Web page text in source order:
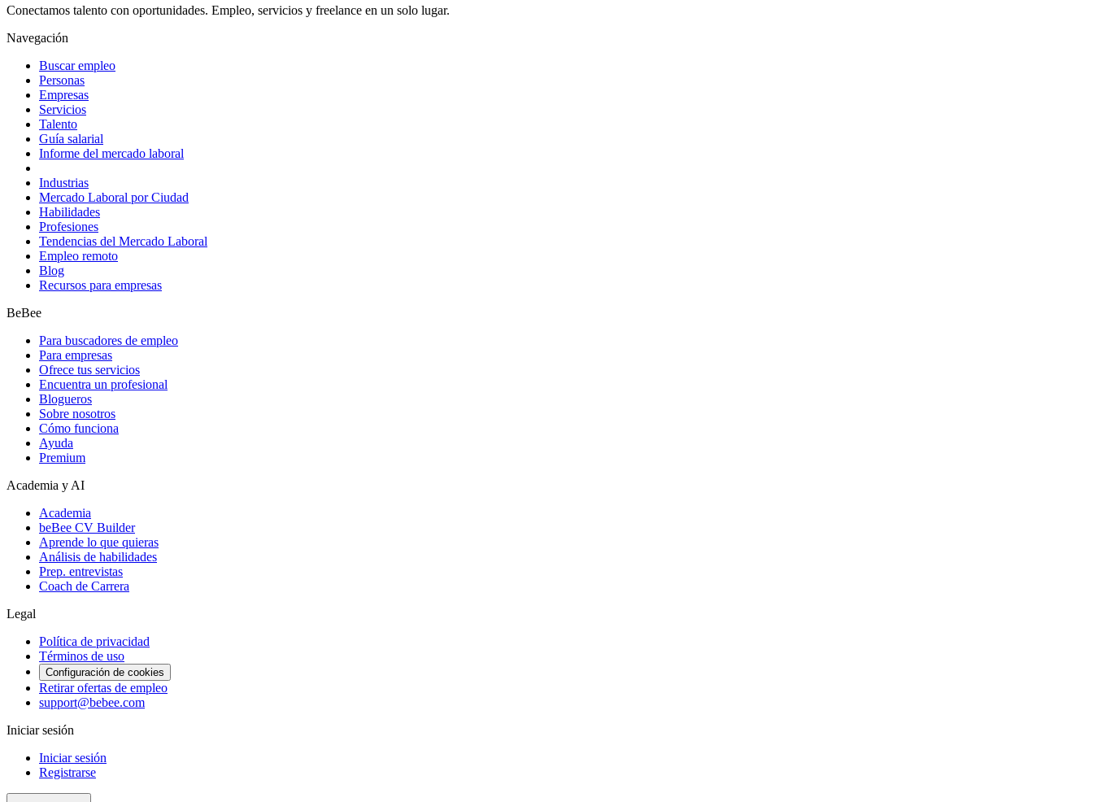
Conectamos talento con oportunidades. Empleo, servicios y freelance en un solo lugar.
Navegación
Buscar empleo
Personas
Empresas
Servicios
Talento
Guía salarial
Informe del mercado laboral
Industrias
Mercado Laboral por Ciudad
Habilidades
Profesiones
Tendencias del Mercado Laboral
Empleo remoto
Blog
Recursos para empresas
BeBee
Para buscadores de empleo
Para empresas
Ofrece tus servicios
Encuentra un profesional
Blogueros
Sobre nosotros
Cómo funciona
Ayuda
Premium
Academia y AI
Academia
beBee CV Builder
Aprende lo que quieras
Análisis de habilidades
Prep. entrevistas
Coach de Carrera
Legal
Política de privacidad
Términos de uso
Configuración de cookies
Retirar ofertas de empleo
support@bebee.com
Iniciar sesión
Iniciar sesión
Registrarse